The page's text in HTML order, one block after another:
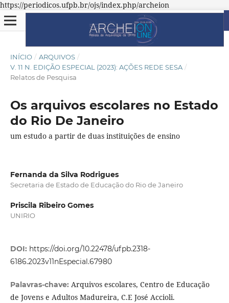
https://periodicos.ufpb.br/ojs/index.php/archeion
INÍCIO / ARQUIVOS /
V. 11 N. EDIÇÃO ESPECIAL (2023): AÇÕES REDE SESA /
Relatos de Pesquisa
Os arquivos escolares no Estado
do Rio De Janeiro
um estudo a partir de duas instituições de ensino
Fernanda da Silva Rodrigues
Secretaria de Estado de Educação do Rio de Janeiro
Priscila Ribeiro Gomes
UNIRIO
DOI: https://doi.org/10.22478/ufpb.2318-
6186.2023v11nEspecial.67980
Palavras-chave: Arquivos escolares, Centro de Educação
de Jovens e Adultos Madureira, C.E José Accioli.